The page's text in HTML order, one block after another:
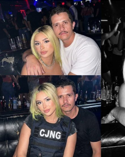
Horarios clave
Juárez
2:50 a.m. Inicio del
4:04 a.m.Inicio de la
roja)
4:33 a.m.Punto máximo
5:02 a.m.Fin de la
6:17 a.m.Fin del eclipse